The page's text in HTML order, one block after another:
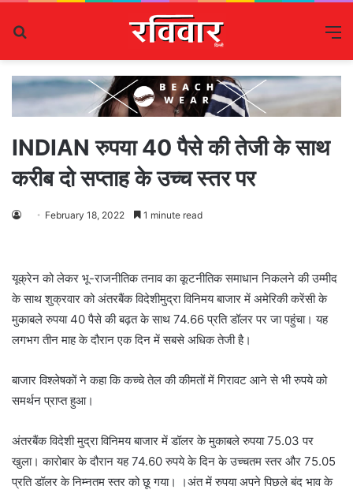
INDIAN रुपया 40 पैसे की तेजी के साथ
करीब दो सप्ताह के उच्च स्तर पर
February 18, 2022 1 minute read
यूक्रेन को लेकर भू-राजनीतिक तनाव का कूटनीतिक समाधान निकलने की उम्मीद
के साथ शुक्रवार को अंतरबैंक विदेशीमुद्रा विनिमय बाजार में अमेरिकी करेंसी के
मुकाबले रुपया 40 पैसे की बढ़त के साथ 74.66 प्रति डॉलर पर जा पहुंचा। यह
लगभग तीन माह के दौरान एक दिन में सबसे अधिक तेजी है।
बाजार विश्लेषकों ने कहा कि कच्चे तेल की कीमतों में गिरावट आने से भी रुपये को
समर्थन प्राप्त हुआ।
अंतरबैंक विदेशी मुद्रा विनिमय बाजार में डॉलर के मुकाबले रुपया 75.03 पर
खुला। कारोबार के दौरान यह 74.60 रुपये के दिन के उच्चतम स्तर और 75.05
प्रति डॉलर के निम्नतम स्तर को छू गया। ।अंत में रुपया अपने पिछले बंद भाव के